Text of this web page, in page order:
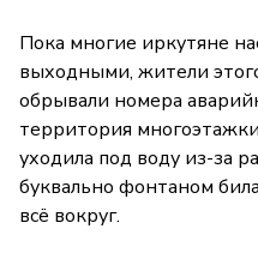
Пока многие иркутяне
выходными, жители
обрывали номера
территория
уходила под воду из-за
буквально фонтаном
всё вокруг.